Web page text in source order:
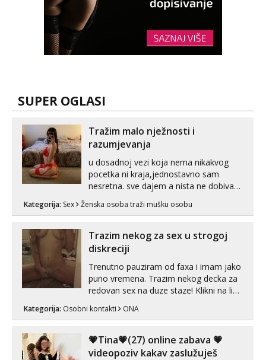
SUPER OGLASI
Tražim malo nježnosti i
razumjevanja
u dosadnoj vezi koja nema nikakvog
pocetka ni kraja,jednostavno sam
nesretna. sve dajem a nista ne dobivam
zadovoljiti moje potrebe,ne trazim puno
volim njezan seks i njezne poljupce po
tijelu koji me jako pale,obozavam kad
Kategorija: Sex Ženska osoba traži mušku osobu
Trazim nekog za sex u strogoj
diskreciji
Trenutno pauziram od faxa i imam jako
puno vremena. Trazim nekog decka za
redovan sex na duze staze! Klikni na link
Kategorija: Osobni kontakti ONA
💗Tina💗(27) online zabava 💗
videopoziv kakav zaslužuješ